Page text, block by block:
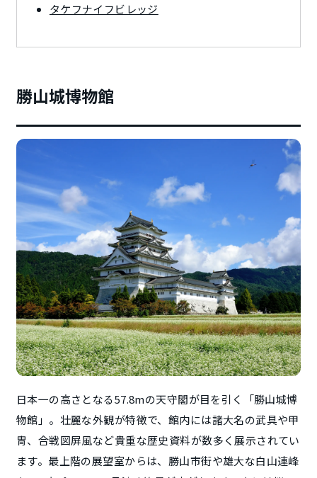
タケフナイフビレッジ
勝山城博物館
日本一の高さとなる57.8mの天守閣が目を引く「勝山城博
物館」。壮麗な外観が特徴で、館内には諸大名の武具や甲
冑、合戦図屏風など貴重な歴史資料が数多く展示されてい
ます。最上階の展望室からは、勝山市街や雄大な白山連峰